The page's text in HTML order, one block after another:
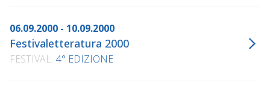
06.09.2000 - 10.09.2000
Festivaletteratura 2000
FESTIVAL 4° EDIZIONE